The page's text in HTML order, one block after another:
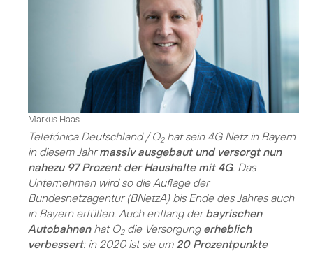
Markus Haas
Telefónica Deutschland / O2hat sein 4G Netz in Bayern
in diesem Jahrmassiv ausgebaut und versorgt nun
nahezu 97 Prozent der Haushalte mit 4G. Das
Unternehmen wird so die Auflage der
Bundesnetzagentur (BNetzA) bis Ende des Jahres auch
in Bayern erfüllen. Auch entlang derbayrischen
Autobahnenhat O2die Versorgung erheblich
verbessert: in 2020 ist sie um 20 Prozentpunkte